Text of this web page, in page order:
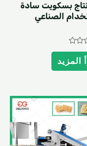
بسكويت سادة
الصناعي
المزيد